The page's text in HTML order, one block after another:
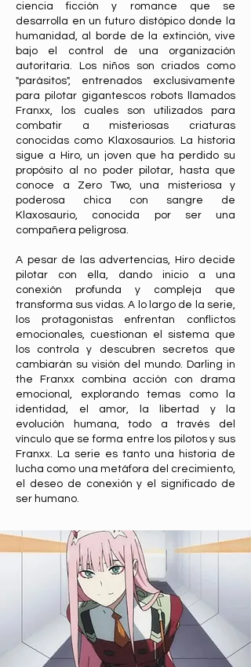
ciencia ficción y romance que se
desarrolla en un futuro distópico donde la
humanidad, al borde de la extinción, vive
bajo el control de una organización
autoritaria. Los niños son criados como
"parásitos", entrenados exclusivamente
para pilotar gigantescos robots llamados
Franxx, los cuales son utilizados para
combatir a misteriosas criaturas
conocidas como Klaxosaurios. La historia
sigue a Hiro, un joven que ha perdido su
propósito al no poder pilotar, hasta que
conoce a Zero Two, una misteriosa y
poderosa chica con sangre de
Klaxosaurio, conocida por ser una
compañera peligrosa.
A pesar de las advertencias, Hiro decide
pilotar con ella, dando inicio a una
conexión profunda y compleja que
transforma sus vidas. A lo largo de la serie,
los protagonistas enfrentan conflictos
emocionales, cuestionan el sistema que
los controla y descubren secretos que
cambiarán su visión del mundo. Darling in
the Franxx combina acción con drama
emocional, explorando temas como la
identidad, el amor, la libertad y la
evolución humana, todo a través del
vínculo que se forma entre los pilotos y sus
Franxx. La serie es tanto una historia de
lucha como una metáfora del crecimiento,
el deseo de conexión y el significado de
ser humano.